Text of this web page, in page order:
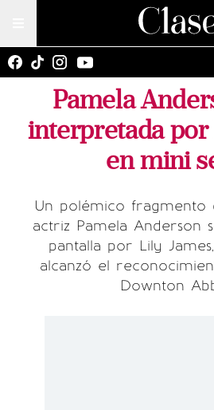
Pamela
interpretada por
en mini
Un polémico fragmento
actriz Pamela Anderson
pantalla por Lily
alcanzó el
Downton